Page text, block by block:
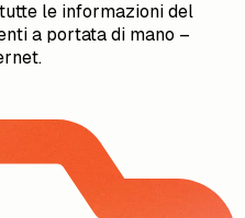
le informazioni del
a portata di mano –